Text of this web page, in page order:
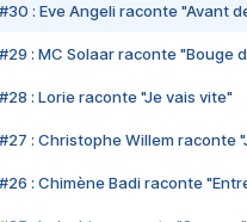
#30 : Eve Angeli raconte "Avant
#29 : MC Solaar raconte "Bouge
#28 : Lorie raconte "Je vais vite"
#27 : Christophe Willem raconte
#26 : Chimène Badi raconte